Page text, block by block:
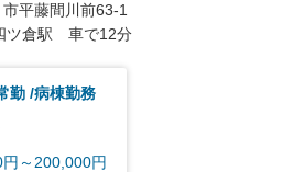
平藤間川前63-1
ツ倉駅 車で12分
勤 病棟勤務
～200,000円